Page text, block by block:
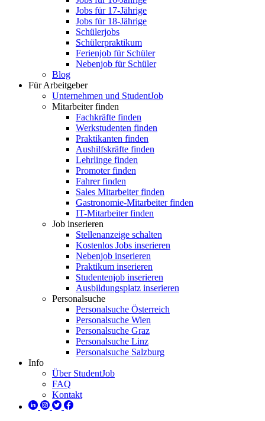
Jobs für 17-Jährige
Jobs für 18-Jährige
Schülerjobs
Schülerpraktikum
Ferienjob für Schüler
Nebenjob für Schüler
Blog
Für Arbeitgeber
Unternehmen und StudentJob
Mitarbeiter finden
Fachkräfte finden
Werkstudenten finden
Praktikanten finden
Aushilfskräfte finden
Lehrlinge finden
Promoter finden
Fahrer finden
Sales Mitarbeiter finden
Gastronomie-Mitarbeiter finden
IT-Mitarbeiter finden
Job inserieren
Stellenanzeige schalten
Kostenlos Jobs inserieren
Nebenjob inserieren
Praktikum inserieren
Studentenjob inserieren
Ausbildungsplatz inserieren
Personalsuche
Personalsuche Österreich
Personalsuche Wien
Personalsuche Graz
Personalsuche Linz
Personalsuche Salzburg
Info
Über StudentJob
FAQ
Kontakt